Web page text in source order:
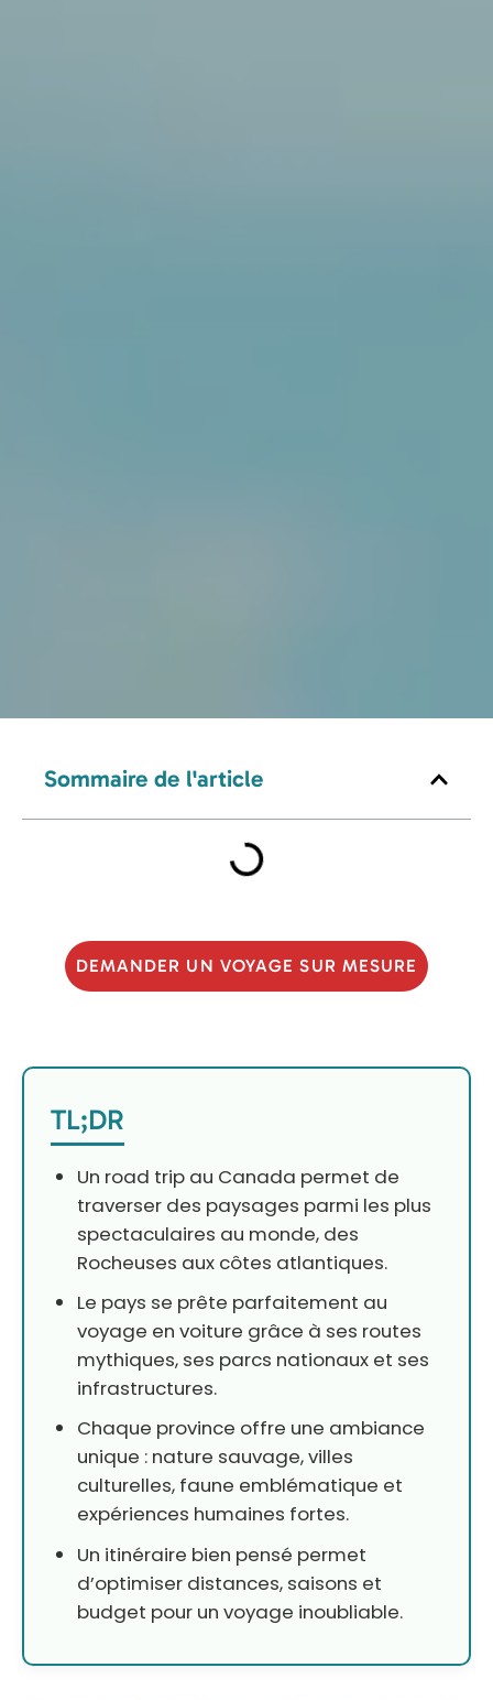
TL;DR
Un road trip au Canada permet de
traverser des paysages parmi les plus
spectaculaires au monde, des
Rocheuses aux côtes atlantiques.
Le pays se prête parfaitement au
voyage en voiture grâce à ses routes
mythiques, ses parcs nationaux et ses
infrastructures.
Chaque province offre une ambiance
unique : nature sauvage, villes
culturelles, faune emblématique et
expériences humaines fortes.
Un itinéraire bien pensé permet
d’optimiser distances, saisons et
budget pour un voyage inoubliable.
Sommaire de l'article
DEMANDER UN VOYAGE SUR MESURE